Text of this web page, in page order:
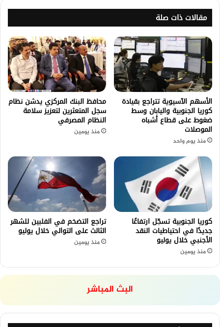
مقالات ذات صلة
الأسهم الآسيوية تتراجع بقيادة
كوريا الجنوبية واليابان وسط
ضغوط على قطاع أشباه
الموصلات
منذ يوم واحد
محافظ البنك المركزي يدشن نظام
سجل المتعثرين لتعزيز سلامة
النظام المصرفي
منذ يومين
كوريا الجنوبية تسجّل ارتفاعًا
جديدًا في احتياطيات النقد
الأجنبي خلال يوليو
منذ يومين
تراجع التضخم في الفلبين للشهر
الثالث على التوالي خلال يوليو
منذ يومين
البث المباشر